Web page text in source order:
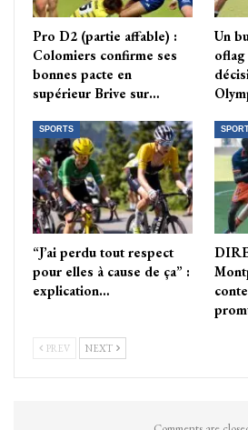
Pro D2 (partie affable) :
Colomiers confirme ses
bonnes pacte en
supérieur Brive sur…
Un
oflag
SPORTS
“J’ai perdu tout respect
pour elles à cause de ça” :
explication…
PREV NEXT